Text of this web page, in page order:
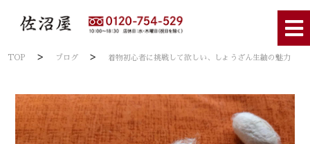
TOP > ブログ > 着物初心者に挑戦して欲しい、しょうざん生紬の魅力